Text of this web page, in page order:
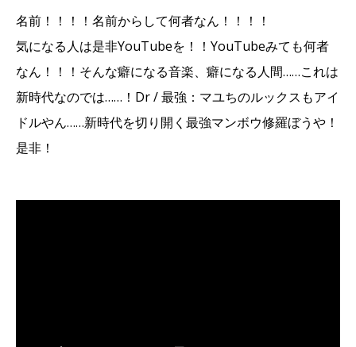
名前！！！！名前からして何者なん！！！！
気になる人は是非YouTubeを！！YouTubeみても何者
なん！！！そんな癖になる音楽、癖になる人間……これは
新時代なのでは……！Dr / 最強：マユちのルックスもアイ
ドルやん……新時代を切り開く最強マンボウ修羅ぼうや！
是非！